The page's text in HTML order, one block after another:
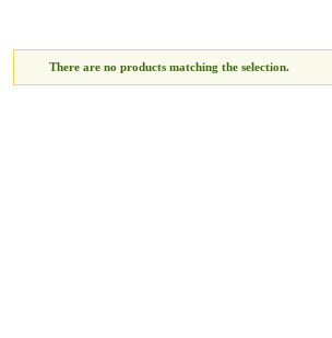
There are no products matching the selection.